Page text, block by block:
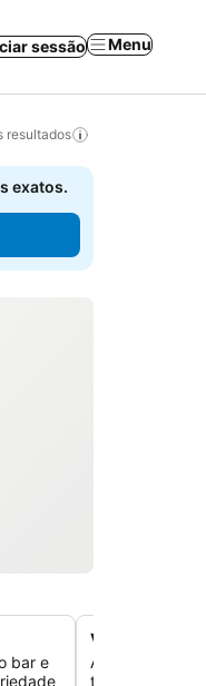
sessão Menu
resultados
exatos.
bar e
Várias piscinas
Aproveite um
tranquilas